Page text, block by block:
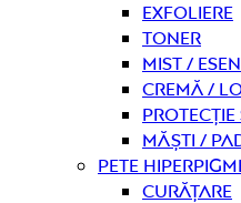
Exfoliere
Toner
Mist /
Cremă /
Măști /
Pete
curățare